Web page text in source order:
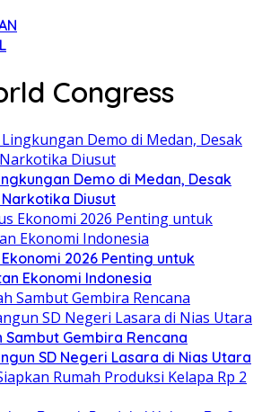
Congress
Demo di Medan, Desak
Diusut
2026 Penting untuk
Ekonomi Indonesia
Gembira Rencana
SD Negeri Lasara di Nias Utara